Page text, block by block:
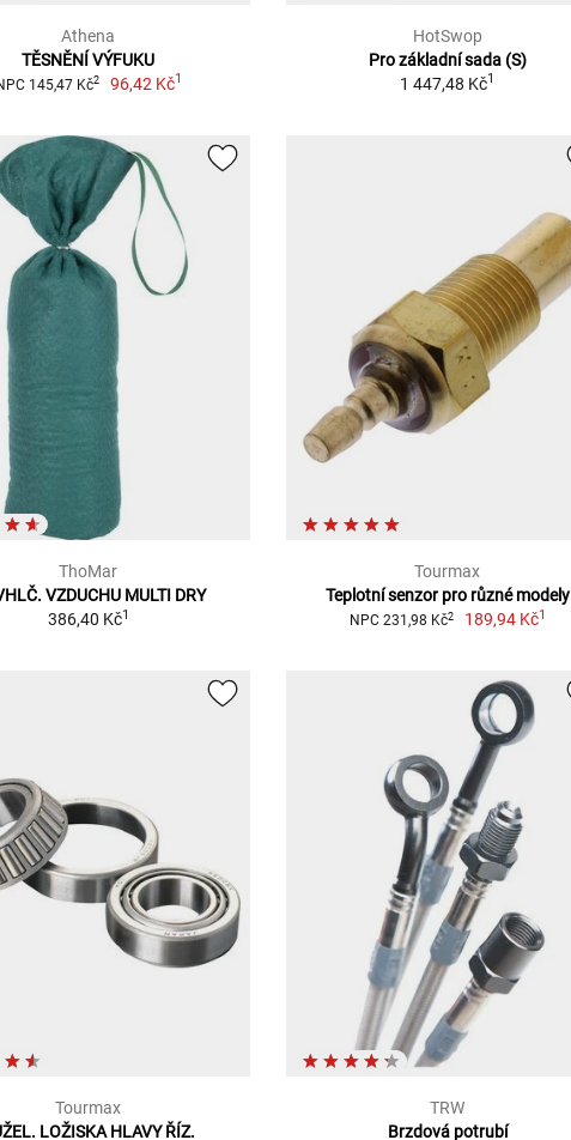
Athena
TĚSNĚNÍ VÝFUKU
145,47 Kč2 96,42 Kč1
HotSwop
Pro základní sada (S)
1 447,48 Kč1
ThoMar
VZDUCHU MULTI DRY
386,40 Kč1
Tourmax
Teplotní senzor pro různé modely
NPC 231,98 Kč2 189,94 Kč1
Tourmax
LOŽISKA HLAVY ŘÍZ.
TRW
Brzdová potrubí